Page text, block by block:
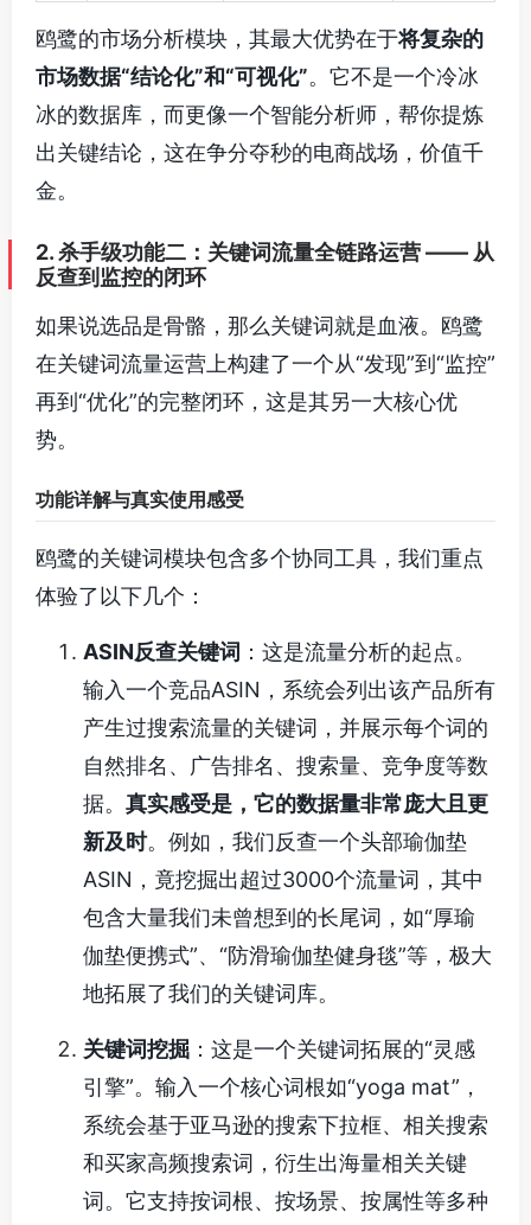
鸥鹭的市场分析模块，其最大优势在于将复杂的
市场数据“结论化”和“可视化”。它不是一个冷冰
冰的数据库，而更像一个智能分析师，帮你提炼
出关键结论，这在争分夺秒的电商战场，价值千
金。
2. 杀手级功能二：关键词流量全链路运营 —— 从
反查到监控的闭环
如果说选品是骨骼，那么关键词就是血液。鸥鹭
在关键词流量运营上构建了一个从“发现”到“监控”
再到“优化”的完整闭环，这是其另一大核心优
势。
功能详解与真实使用感受
鸥鹭的关键词模块包含多个协同工具，我们重点
体验了以下几个：
ASIN反查关键词 ：这是流量分析的起点。
输入一个竞品ASIN，系统会列出该产品所有
产生过搜索流量的关键词，并展示每个词的
自然排名、广告排名、搜索量、竞争度等数
据。 真实感受是，它的数据量非常庞大且更
新及时。例如，我们反查一个头部瑜伽垫
ASIN，竟挖掘出超过3000个流量词，其中
包含大量我们未曾想到的长尾词，如“厚瑜
伽垫便携式”、“防滑瑜伽垫健身毯”等，极大
地拓展了我们的关键词库。
关键词挖掘 ：这是一个关键词拓展的“灵感
引擎”。输入一个核心词根如“yoga mat”，
系统会基于亚马逊的搜索下拉框、相关搜索
和买家高频搜索词，衍生出海量相关关键
词。它支持按词根、按场景、按属性等多种